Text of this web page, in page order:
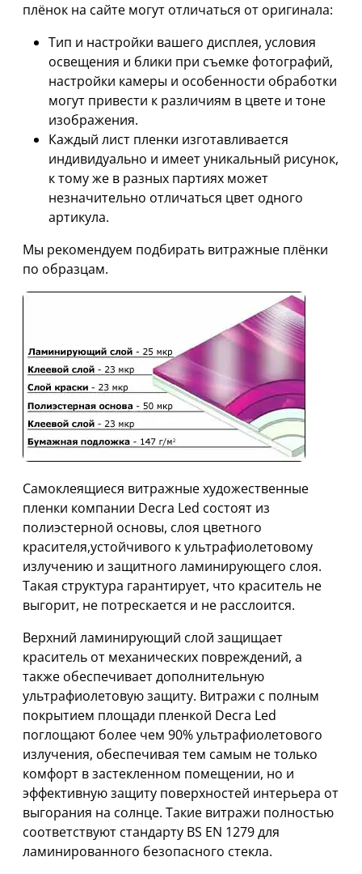
плёнок на сайте могут отличаться от оригинала:
Тип и настройки вашего дисплея, условия
освещения и блики при съемке фотографий,
настройки камеры и особенности обработки
могут привести к различиям в цвете и тоне
изображения.
Каждый лист пленки изготавливается
индивидуально и имеет уникальный рисунок,
к тому же в разных партиях может
незначительно отличаться цвет одного
артикула.
Мы рекомендуем подбирать витражные плёнки
по образцам.
Самоклеящиеся витражные художественные
пленки компании Decra Led состоят из
полиэстерной основы, слоя цветного
красителя,устойчивого к ультрафиолетовому
излучению и защитного ламинирующего слоя.
Такая структура гарантирует, что краситель не
выгорит, не потрескается и не расслоится.
Верхний ламинирующий слой защищает
краситель от механических повреждений, а
также обеспечивает дополнительную
ультрафиолетовую защиту. Витражи с полным
покрытием площади пленкой Decra Led
поглощают более чем 90% ультрафиолетового
излучения, обеспечивая тем самым не только
комфорт в застекленном помещении, но и
эффективную защиту поверхностей интерьера от
выгорания на солнце. Такие витражи полностью
соответствуют стандарту BS EN 1279 для
ламинированного безопасного стекла.